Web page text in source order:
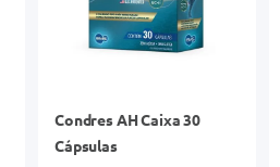
Condres AH Caixa 30
Cápsulas